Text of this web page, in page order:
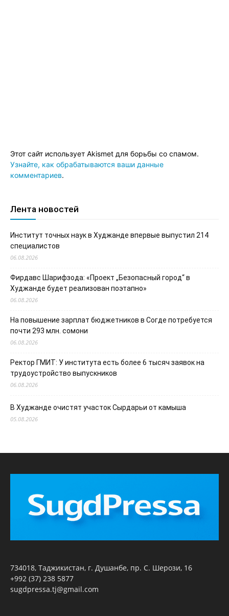
Этот сайт использует Akismet для борьбы со спамом.
Узнайте, как обрабатываются ваши данные
комментариев.
Лента новостей
Институт точных наук в Худжанде впервые выпустил 214
специалистов
06.08.2026
Фирдавс Шарифзода: «Проект „Безопасный город“ в
Худжанде будет реализован поэтапно»
06.08.2026
На повышение зарплат бюджетников в Согде потребуется
почти 293 млн. сомони
06.08.2026
Ректор ГМИТ: У института есть более 6 тысяч заявок на
трудоустройство выпускников
06.08.2026
В Худжанде очистят участок Сырдарьи от камыша
05.08.2026
734018, Таджикистан, г. Душанбе, пр. С. Шерози, 16
+992 (37) 238 5877
sugdpressa.tj@gmail.com